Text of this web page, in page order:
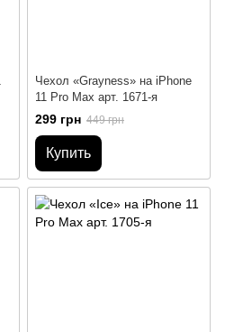
Чехол «Grayness» на iPhone
11 Pro Max арт. 1671-я
299 грн 449 грн
Купить